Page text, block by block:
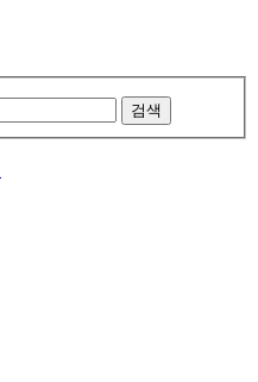
검색